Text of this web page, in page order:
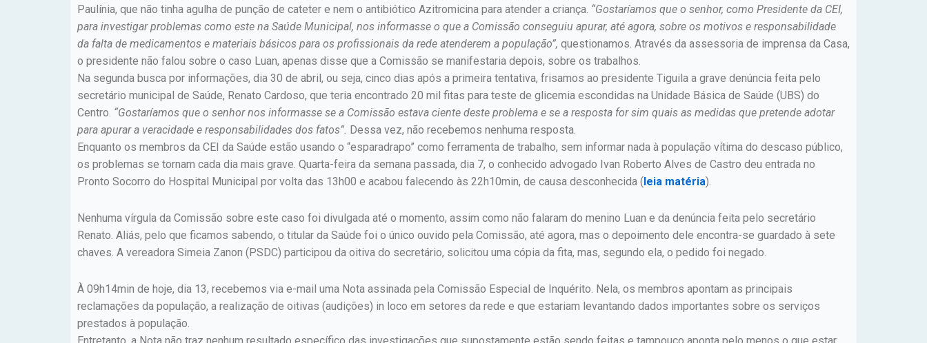
Paulínia, que não tinha agulha de punção de cateter e nem o antibiótico Azitromicina para atender a criança. “Gostaríamos que o senhor, como Presidente da CEI,
para investigar problemas como este na Saúde Municipal, nos informasse o que a Comissão conseguiu apurar, até agora, sobre os motivos e responsabilidade
da falta de medicamentos e materiais básicos para os profissionais da rede atenderem a população”, questionamos. Através da assessoria de imprensa da Casa,
o presidente não falou sobre o caso Luan, apenas disse que a Comissão se manifestaria depois, sobre os trabalhos.
Na segunda busca por informações, dia 30 de abril, ou seja, cinco dias após a primeira tentativa, frisamos ao presidente Tiguila a grave denúncia feita pelo
secretário municipal de Saúde, Renato Cardoso, que teria encontrado 20 mil fitas para teste de glicemia escondidas na Unidade Básica de Saúde (UBS) do
Centro. “Gostaríamos que o senhor nos informasse se a Comissão estava ciente deste problema e se a resposta for sim quais as medidas que pretende adotar
para apurar a veracidade e responsabilidades dos fatos”. Dessa vez, não recebemos nenhuma resposta.
Enquanto os membros da CEI da Saúde estão usando o “esparadrapo” como ferramenta de trabalho, sem informar nada à população vítima do descaso público,
os problemas se tornam cada dia mais grave. Quarta-feira da semana passada, dia 7, o conhecido advogado Ivan Roberto Alves de Castro deu entrada no
Pronto Socorro do Hospital Municipal por volta das 13h00 e acabou falecendo às 22h10min, de causa desconhecida ( leia matéria).
Nenhuma vírgula da Comissão sobre este caso foi divulgada até o momento, assim como não falaram do menino Luan e da denúncia feita pelo secretário
Renato. Aliás, pelo que ficamos sabendo, o titular da Saúde foi o único ouvido pela Comissão, até agora, mas o depoimento dele encontra-se guardado à sete
chaves. A vereadora Simeia Zanon (PSDC) participou da oitiva do secretário, solicitou uma cópia da fita, mas, segundo ela, o pedido foi negado.
À 09h14min de hoje, dia 13, recebemos via e-mail uma Nota assinada pela Comissão Especial de Inquérito. Nela, os membros apontam as principais
reclamações da população, a realização de oitivas (audições) in loco em setores da rede e que estariam levantando dados importantes sobre os serviços
prestados à população.